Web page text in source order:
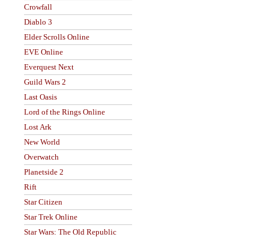
Crowfall
Diablo 3
Elder Scrolls Online
EVE Online
Everquest Next
Guild Wars 2
Last Oasis
Lord of the Rings Online
Lost Ark
New World
Overwatch
Planetside 2
Rift
Star Citizen
Star Trek Online
Star Wars: The Old Republic